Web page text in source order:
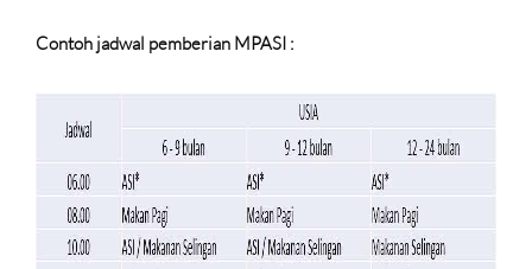
Contoh jadwal pemberian MPASI :